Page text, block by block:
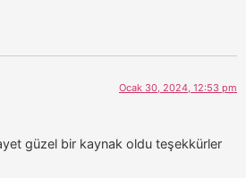
Ocak 30, 2024, 12:53 pm
güzel bir kaynak oldu teşekkürler